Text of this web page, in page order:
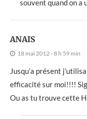
souvent quand on a
ANAIS
18 mai 2012 - 8 h 59 min
Jusqu’a présent
efficacité sur moi!!!!
Ou as tu trouve cette